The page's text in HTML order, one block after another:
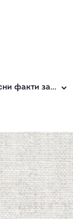
факти за…